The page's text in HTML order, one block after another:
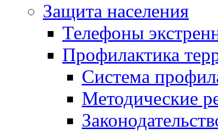
Защита населения
Телефоны
Профилактика
Система
Методические